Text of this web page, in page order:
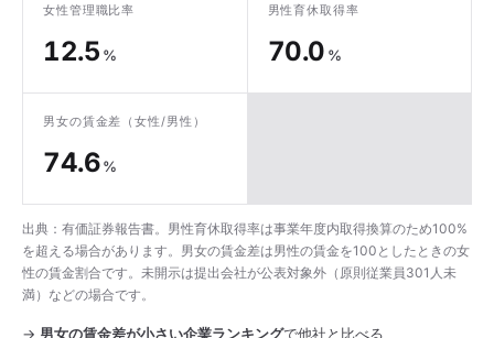
女性管理職比率
12.5 %
男性育休取得率
70.0 %
男女の賃金差 （女性/男性）
74.6%
出典：有価証券報告書。男性育休取得率は事業年度内取得換算のため100%
を超える場合があります。男女の賃金差は男性の賃金を100としたときの女
性の賃金割合です。未開示は提出会社が公表対象外（原則従業員301人未
満）などの場合です。
→ 男女の賃金差が小さい企業ランキングで他社と比べる